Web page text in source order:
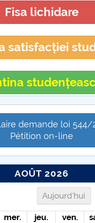
Fisa lichidare
satisfacției
demande loi 544/
Pétition on-line
AOÛT 2026
Aujourd'hui
mer. jeu. ven.